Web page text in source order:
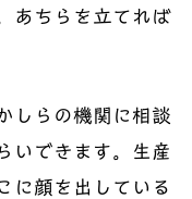
あちらを立てれば
しらの機関に相談
いできます。生産
に顔を出している